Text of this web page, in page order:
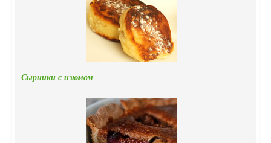
Сырники с изюмом